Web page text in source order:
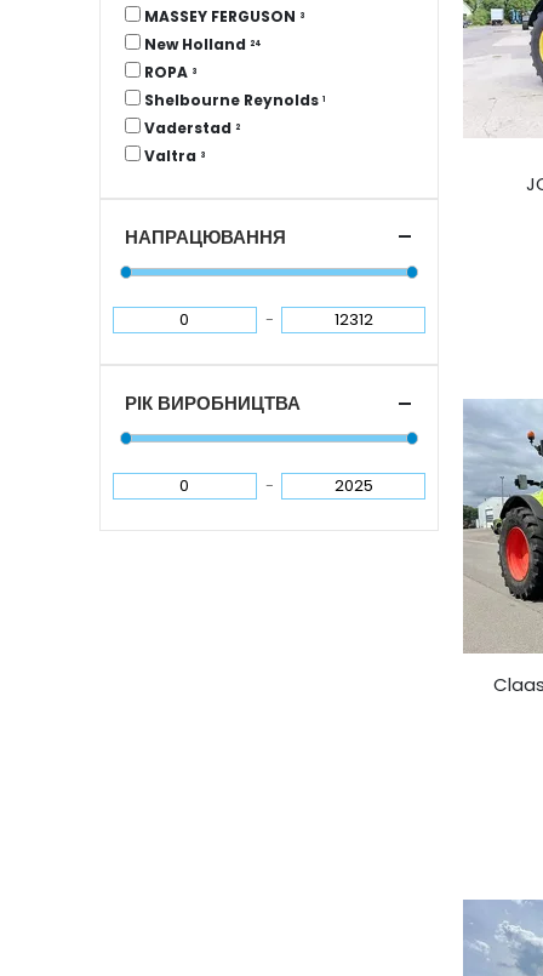
MASSEY FERGUSON 3
New Holland 24
ROPA 3
Shelbourne Reynolds 1
Vaderstad 2
Valtra 3
НАПРАЦЮВАННЯ
-
РІК ВИРОБНИЦТВА
-